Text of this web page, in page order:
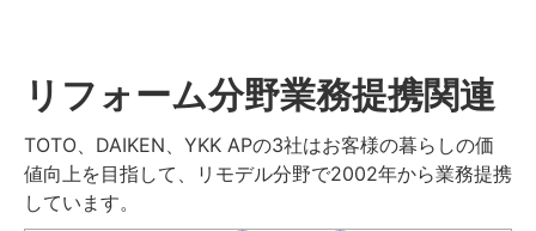
リフォーム分野業務提携関連
TOTO、DAIKEN、YKK APの3社はお客様の暮らしの価
値向上を目指して、リモデル分野で2002年から業務提携
しています。